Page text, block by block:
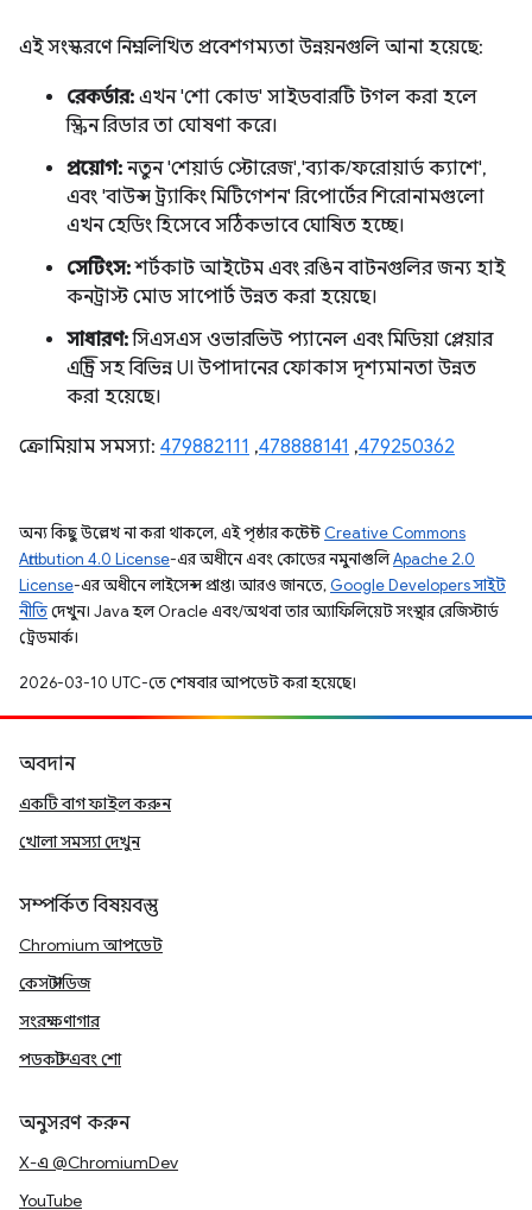
এই সংস্করণে নিম্নলিখিত প্রবেশগম্যতা উন্নয়নগুলি আনা হয়েছে:
রেকর্ডার: এখন 'শো কোড' সাইডবারটি টগল করা হলে
স্ক্রিন রিডার তা ঘোষণা করে।
প্রয়োগ: নতুন 'শেয়ার্ড স্টোরেজ', 'ব্যাক/ফরোয়ার্ড ক্যাশে',
এবং 'বাউন্স ট্র্যাকিং মিটিগেশন' রিপোর্টের শিরোনামগুলো
এখন হেডিং হিসেবে সঠিকভাবে ঘোষিত হচ্ছে।
সেটিংস:শর্টকাট আইটেম এবং রঙিন বাটনগুলির জন্য হাই
কনট্রাস্ট মোড সাপোর্ট উন্নত করা হয়েছে।
সাধারণ:সিএসএস ওভারভিউ প্যানেল এবং মিডিয়া প্লেয়ার
এন্ট্রি সহ বিভিন্ন UI উপাদানের ফোকাস দৃশ্যমানতা উন্নত
করা হয়েছে।
ক্রোমিয়াম সমস্যা: 479882111 ,478888141 ,479250362
অন্য কিছু উল্লেখ না করা থাকলে, এই পৃষ্ঠার কন্টেন্ট Creative Commons
Attribution 4.0 License-এর অধীনে এবং কোডের নমুনাগুলিApache 2.0
License-এর অধীনে লাইসেন্স প্রাপ্ত। আরও জানতে, Google Developers সাইট
নীতিদেখুন। Java হল Oracle এবং/অথবা তার অ্যাফিলিয়েট সংস্থার রেজিস্টার্ড
ট্রেডমার্ক।
2026-03-10 UTC-তে শেষবার আপডেট করা হয়েছে।
অবদান
একটি বাগ ফাইল করুন
খোলা সমস্যা দেখুন
সম্পর্কিত বিষয়বস্তু
Chromium আপডেট
কেস স্টাডিজ
সংরক্ষণাগার
পডকাস্ট এবং শো
অনুসরণ করুন
X-এ @ChromiumDev
YouTube